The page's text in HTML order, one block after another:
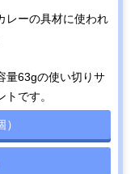
レーの具材に使われ
量63gの使い切りサ
です。